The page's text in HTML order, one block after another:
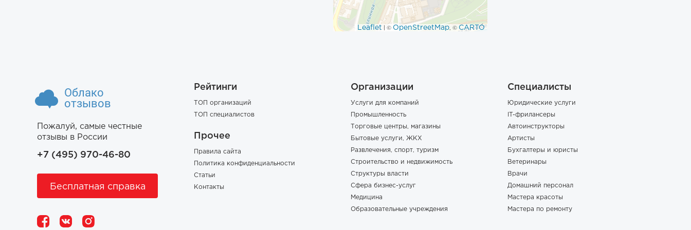
Leaflet | © OpenStreetMap, © CARTO
Облако
отзывов
Пожалуй, самые честные
отзывы в России
+7 (495) 970-46-80
Бесплатная справка
Рейтинги
ТОП организаций
ТОП специалистов
Прочее
Правила сайта
Политика конфиденциальности
Статьи
Контакты
Организации
Услуги для компаний
Промышленность
Торговые центры, магазины
Бытовые услуги, ЖКХ
Развлечения, спорт, туризм
Строительство и недвижимость
Структуры власти
Сфера бизнес-услуг
Медицина
Образовательные учреждения
Специалисты
Юридические услуги
IT-фрилансеры
Автоинструкторы
Артисты
Бухгалтеры и юристы
Ветеринары
Врачи
Домашний персонал
Мастера красоты
Мастера по ремонту